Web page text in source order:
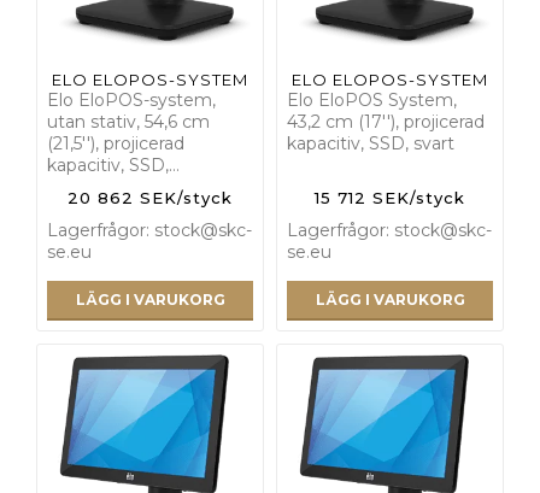
ELO ELOPOS-SYSTEM
Elo EloPOS-system,
utan stativ, 54,6 cm
(21,5''), projicerad
kapacitiv, SSD,…
20 862 SEK/styck
Lagerfrågor: stock@skc-
se.eu
LÄGG I VARUKORG
ELO ELOPOS-SYSTEM
Elo EloPOS System,
43,2 cm (17''), projicerad
kapacitiv, SSD, svart
15 712 SEK/styck
Lagerfrågor: stock@skc-
se.eu
LÄGG I VARUKORG